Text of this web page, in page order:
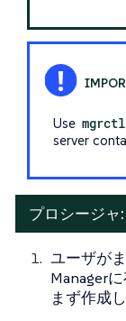
Use
server
プロシージャ
ユーザが
Manager
まず作成